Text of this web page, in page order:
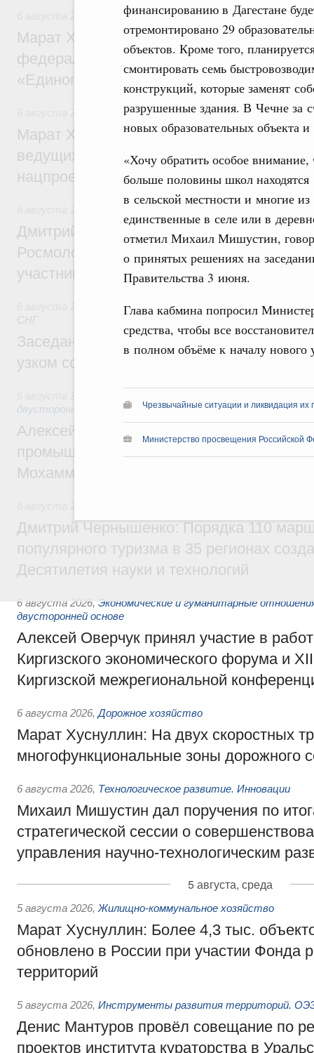
финансированию в Дагестане
отремонтировано 29
объектов. Кроме того,
смонтировать семь
конструкций, которые заменят
разрушенные здания. В Чечне за
новых образовательных объекта
«Хочу обратить особое внимание,
больше половины школ находятся
в сельской местности и многие
единственные в селе или в
отметил Михаил Мишустин,
о принятых решениях на
Правительства 3 июня.
Глава кабмина попросил
средства, чтобы все
в полном объёме к началу нового
Чрезвычайные ситуации и ликвидация их
Министерство просвещения Российской
Регулирование в сфере строительства
Марат Хуснуллин: Более 130
федерального значения построено под
«Единого заказчика»
Национальный проект «Инфраструктура
Марат Хуснуллин: Порядка 200
ведущих к спортивным объектам,
нацпроекту «Инфраструктура для
Дмитрий Чернышенко, Сергей Кравцов и
Росмолодёжи Григорий Гуров
участников проекта «Кольцо открытий»
Евразийский экономический союз.
СНГ
Заседание Евразийского
узком составе
двусторонней основе
Алексей Оверчук провёл рабочую
промышленности, недропользования и
Мохаммадом Атабаком
Дмитрий Чернышенко: Порядка 110
популярного туризма в 35 регионах
Десятилетия науки и технологий
6 августа 2026, Экономические и гуманитарные
двусторонней основе
Алексей Оверчук принял участие в
Киргизского экономического форума и
Киргизской межрегиональной
6 августа 2026, Дорожное хозяйство
Марат Хуснуллин: На двух скоростных
многофункциональные зоны дорожного
6 августа 2026, Технологическое развитие. Инновации
Михаил Мишустин дал поручения по
стратегической сессии о
управления научно-технологическим
5 августа, среда
5 августа 2026, Жилищно-коммунальное хозяйство
Марат Хуснуллин: Более 4,3 тыс.
обновлено в России при участии Фонда
территорий
5 августа 2026, Инструменты развития территорий.
Денис Мантуров провёл совещание по
проектов института кураторства в